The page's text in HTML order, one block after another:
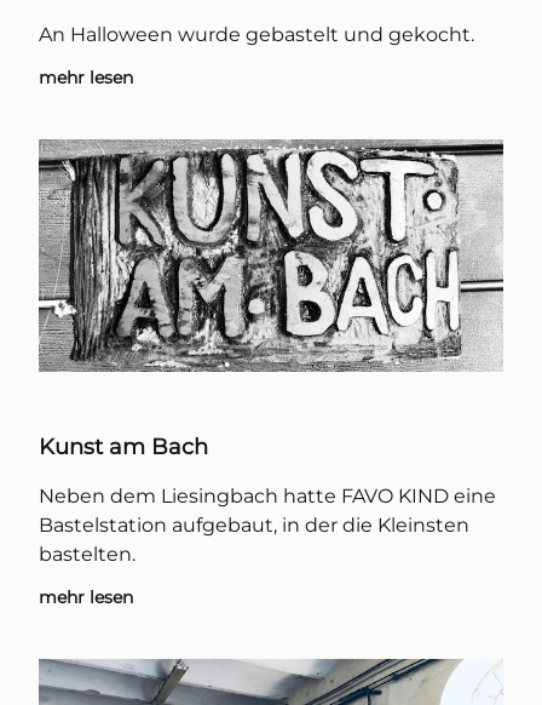
An Halloween wurde gebastelt und gekocht.
mehr lesen
Kunst am Bach
Neben dem Liesingbach hatte FAVO KIND eine
Bastelstation aufgebaut, in der die Kleinsten
bastelten.
mehr lesen